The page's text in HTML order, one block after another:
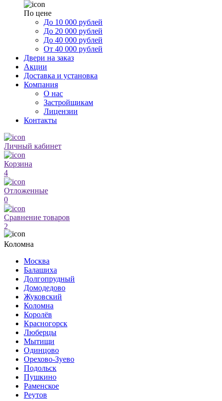
По цене
До 10 000 рублей
До 20 000 рублей
До 40 000 рублей
От 40 000 рублей
Двери на заказ
Акции
Доставка и установка
Компания
О нас
Застройщикам
Лицензии
Контакты
Личный кабинет
Корзина
4
Отложенные
0
Сравнение товаров
2
Коломна
Москва
Балашиха
Долгопрудный
Домодедово
Жуковский
Коломна
Королёв
Красногорск
Люберцы
Мытищи
Одинцово
Орехово-Зуево
Подольск
Пушкино
Раменское
Реутов